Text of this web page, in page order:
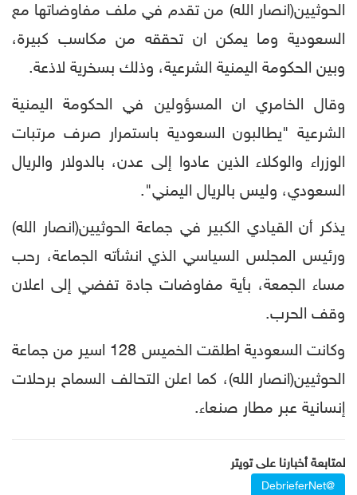
الحوثيين(انصار الله) من تقدم في ملف مفاوضاتها مع
السعودية وما يمكن ان تحققه من مكاسب كبيرة،
وبين الحكومة اليمنية الشرعية، وذلك بسخرية لاذعة.
وقال الخامري ان المسؤولين في الحكومة اليمنية
الشرعية "يطالبون السعودية باستمرار صرف مرتبات
الوزراء والوكلاء الذين عادوا إلى عدن، بالدولار والريال
السعودي، وليس بالريال اليمني".
يذكر أن القيادي الكبير في جماعة الحوثيين(انصار الله)
ورئيس المجلس السياسي الذي انشأته الجماعة، رحب
مساء الجمعة، بأية مفاوضات جادة تفضي إلى اعلان
وقف الحرب.
وكانت السعودية اطلقت الخميس 128 اسير من جماعة
الحوثيين(انصار الله)، كما اعلن التحالف السماح برحلات
إنسانية عبر مطار صنعاء.
لمتابعة أخبارنا على تويتر
@DebrieferNet